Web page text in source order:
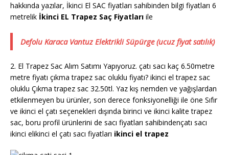
hakkında yazılar, İkinci El SAC fiyatları sahibinden bilgi fiyatları 6
metrelik İkinci EL Trapez Saç Fiyatları ile
Defolu Karaca Vantuz Elektrikli Süpürge (ucuz fiyat satılık)
2. El Trapez Sac Alım Satımı Yapıyoruz. çatı sacı kaç 6.50metre
metre fiyatı çıkma trapez sac oluklu fiyatı? ikinci el trapez sac
oluklu Çıkma trapez sac 32.50tl. Yaz kış nemden ve yağışlardan
etkilenmeyen bu ürünler, son derece fonksiyonelliği ile öne Sıfır
ve ikinci el çatı seçenekleri dışında birinci ve ikinci kalite trapez
sac, boru profil ürünlerini de sacı fiyatları sahibindençatı sacı
ikinci elikinci el çatı sacı fiyatları ikinci el trapez